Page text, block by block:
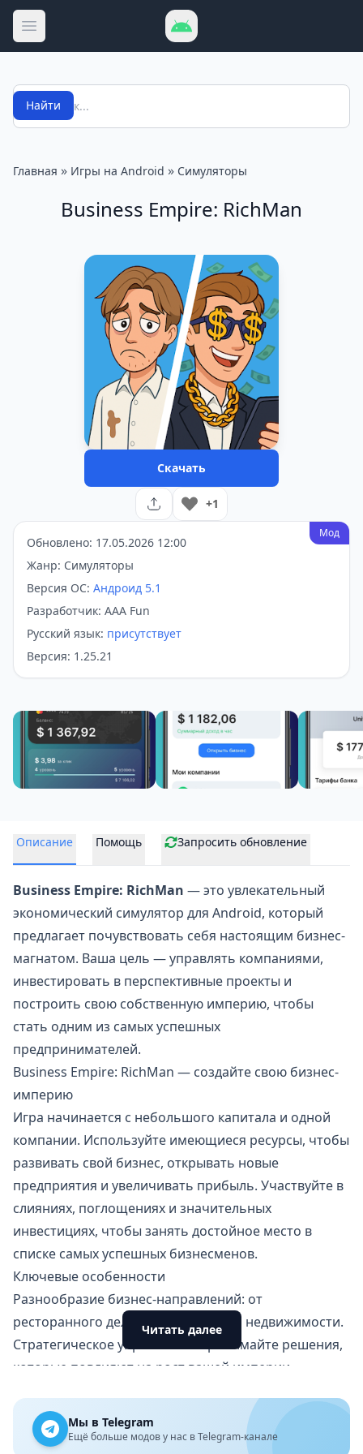
Открыть меню
Поиск
Найти
Главная » Игры на Android » Симуляторы
Business Empire: RichMan
Скачать
+1
Мод
Обновлено: 17.05.2026 12:00
Жанр: Симуляторы
Версия ОС: Андроид 5.1
Разработчик: AAA Fun
Русский язык: присутствует
Версия: 1.25.21
Описание Помощь Запросить обновление
Business Empire: RichMan — это увлекательный
экономический симулятор для Android, который
предлагает почувствовать себя настоящим бизнес-
магнатом. Ваша цель — управлять компаниями,
инвестировать в перспективные проекты и
построить свою собственную империю, чтобы
стать одним из самых успешных
предпринимателей.
Business Empire: RichMan — создайте свою бизнес-
империю
Игра начинается с небольшого капитала и одной
компании. Используйте имеющиеся ресурсы, чтобы
развивать свой бизнес, открывать новые
предприятия и увеличивать прибыль. Участвуйте в
слияниях, поглощениях и значительных
инвестициях, чтобы занять достойное место в
списке самых успешных бизнесменов.
Ключевые особенности
Разнообразие бизнес-направлений: от
ресторанного дела до технологий и недвижимости.
Стратегическое управление: принимайте решения,
которые повлияют на рост вашей империи.
или участвуйте в фондовых рынках.
Соревнования с конкурентами: побеждайте других
Читать далее
Мы в Telegram
Ещё больше модов у нас в Telegram-канале